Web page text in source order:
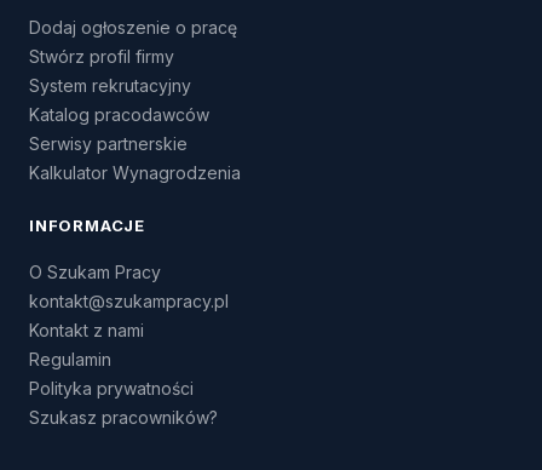
Dodaj ogłoszenie o pracę
Stwórz profil firmy
System rekrutacyjny
Katalog pracodawców
Serwisy partnerskie
Kalkulator Wynagrodzenia
INFORMACJE
O Szukam Pracy
kontakt@szukampracy.pl
Kontakt z nami
Regulamin
Polityka prywatności
Szukasz pracowników?